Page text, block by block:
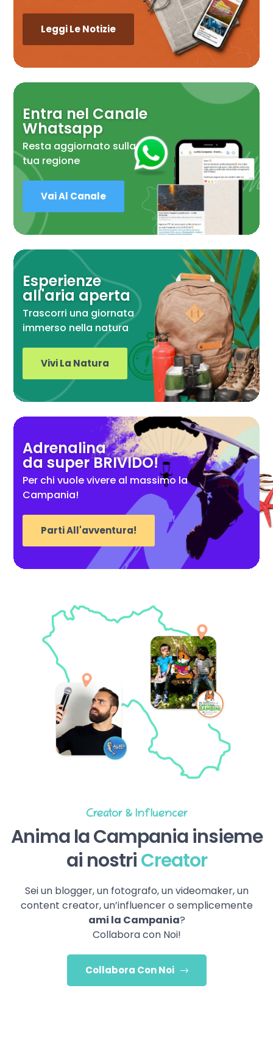
Leggi Le Notizie
Entra nel Canale
Whatsapp
Resta aggiornato sulla
tua regione
Vai Al Canale
Esperienze
all'aria aperta
Trascorri una giornata
immerso nella natura
Vivi La Natura
Adrenalina
da super BRIVIDO!
Per chi vuole vivere al massimo la
Campania!
Parti All'avventura!
Creator & Influencer
Anima la Campania insieme
ai nostriCreator
Sei un blogger, un fotografo, un videomaker, un
content creator, un’influencer o semplicemente
ami la Campania?
Collabora con Noi!
Collabora Con Noi